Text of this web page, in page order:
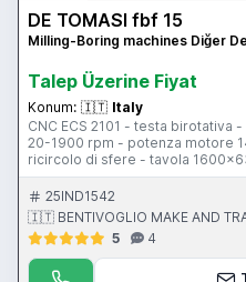
DE TOMASI fbf 15
Milling-Boring machines Diğer
Talep Üzerine Fiyat
Konum: 🇮🇹 Italy
CNC ECS 2101 - testa birotativa
20-1900 rpm - potenza motore
ricircolo di sfere - tavola
mm - corsa trasversale 700 mm
pensile di comando - peso 6500
25IND1542
🇮🇹 BENTIVOGLIO MAKE AND
5
4